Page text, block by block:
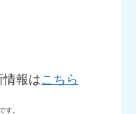
報はこちら
す。